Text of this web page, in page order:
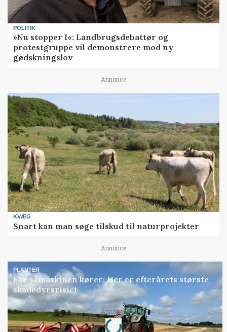
POLITIK
»Nu stopper I«: Landbrugsdebattør og
protestgruppe vil demonstrere mod ny
gødskningslov
Annonce
KVÆG
Snart kan man søge tilskud til naturprojekter
Annonce
PLANTER
Før såmaskinen kører: Her er efterårets største
skadedyrsrisici
Annonce
Loading...